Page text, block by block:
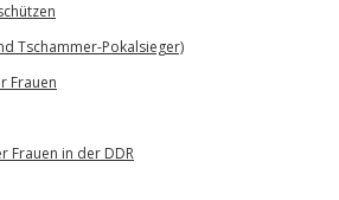
Tschammer-Pokalsieger)
Frauen
Frauen in der DDR